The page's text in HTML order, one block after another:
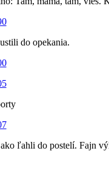
do opekania.
ľahli do postelí. Fajn